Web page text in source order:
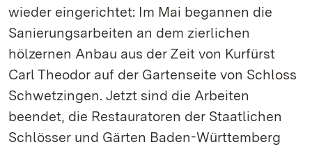
wieder eingerichtet: Im Mai begannen die
Sanierungsarbeiten an dem zierlichen
hölzernen Anbau aus der Zeit von Kurfürst
Carl Theodor auf der Gartenseite von Schloss
Schwetzingen. Jetzt sind die Arbeiten
beendet, die Restauratoren der Staatlichen
Schlösser und Gärten Baden-Württemberg